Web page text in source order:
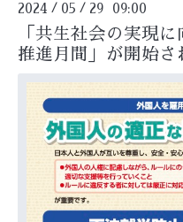
2024 / 05 / 29 09:00
「共生社会の実現
推進月間」が開始さ